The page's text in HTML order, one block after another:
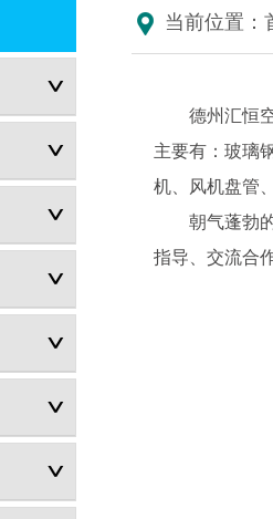
当前位置：
德州汇恒
主要有：玻璃
机、风机盘管
朝气蓬勃
指导、交流合